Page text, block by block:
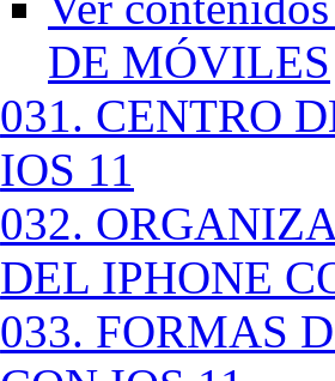
DE MÓVILES
031. CENTRO
IOS 11
032.
DEL IPHONE
033. FORMAS